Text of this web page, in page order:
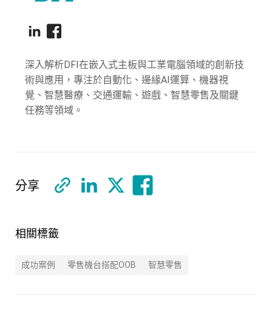
深入解析DFI在嵌入式主板與工業電腦領域的創新技
術與應用，專注於自動化、邊緣AI運算、機器視
覺、智慧醫療、交通運輸、遊戲、智慧零售及關鍵
任務等領域。
分享
相關標籤
成功案例 零售機台搭配OOB 智慧零售